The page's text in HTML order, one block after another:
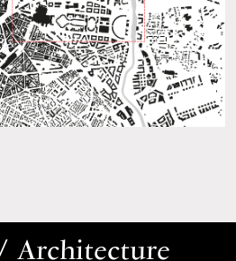
Architecture